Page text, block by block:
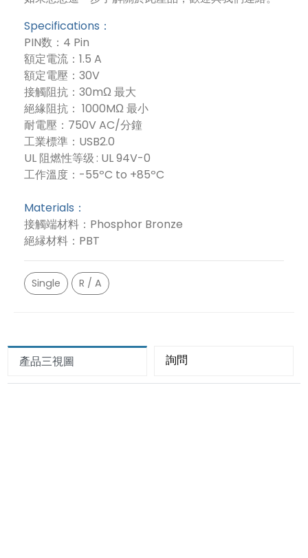
Specifications：
PIN数：4 Pin
額定電流：1.5 A
額定電壓：30V
接觸阻抗：30mΩ 最大
絕緣阻抗： 1000MΩ 最小
耐電壓：750V AC/分鐘
工業標準：USB2.0
UL 阻燃性等级 : UL 94V-0
工作溫度：-55ºC to +85ºC
Materials：
接觸端材料：Phosphor Bronze
絕縁材料：PBT
Single R / A
產品三視圖 詢問